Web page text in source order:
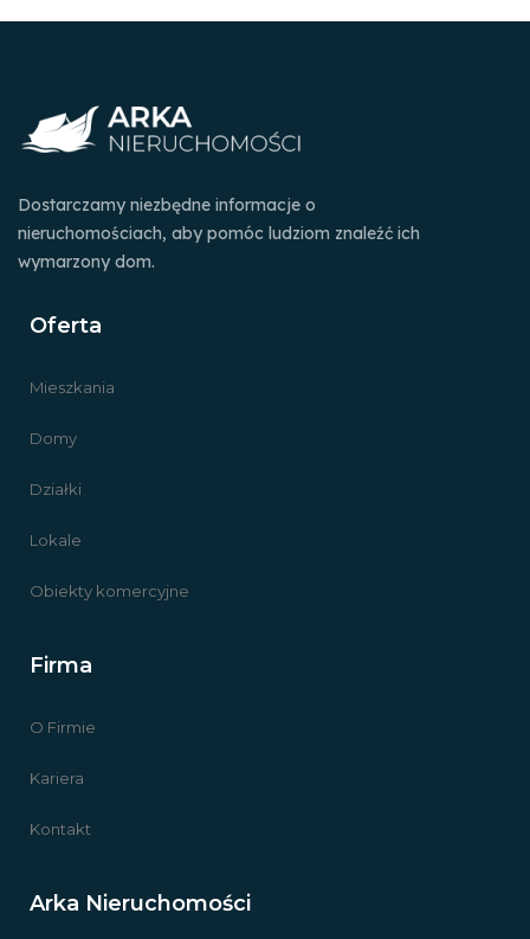
Dostarczamy niezbędne informacje o
nieruchomościach, aby pomóc ludziom znaleźć ich
wymarzony dom.
Oferta
Mieszkania
Domy
Działki
Lokale
Obiekty komercyjne
Firma
O Firmie
Kariera
Kontakt
Arka Nieruchomości